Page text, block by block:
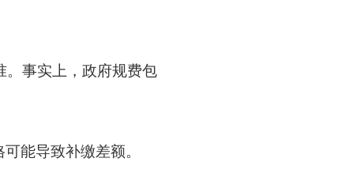
。事实上，政府规费包
能导致补缴差额。